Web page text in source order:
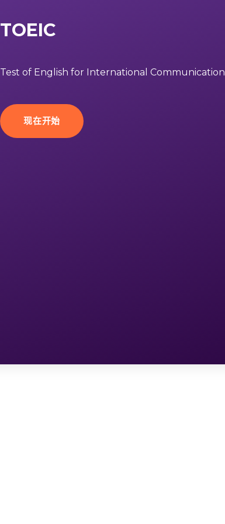
TOEIC
Test of English for International Communication
现在开始